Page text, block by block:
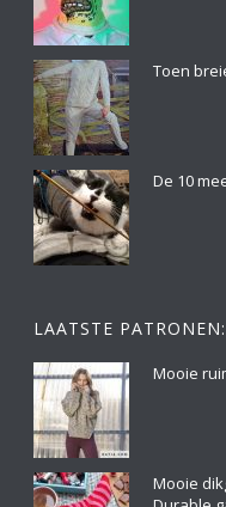
Toen
De 10
LAATSTE PATRONEN:
Mooie
Mooie